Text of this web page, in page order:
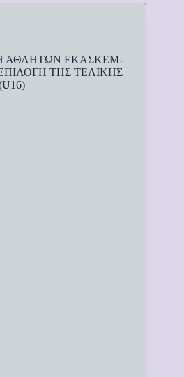
ΑΘΛΗΤΩΝ ΕΚΑΣΚΕΜ-
ΤΗΣ ΤΕΛΙΚΗΣ